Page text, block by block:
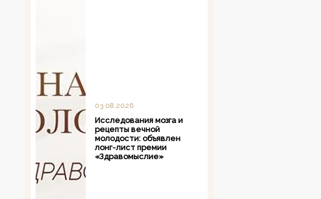
03.08.2026
Исследования мозга и
рецепты вечной
молодости: объявлен
лонг-лист премии
«Здравомыслие»